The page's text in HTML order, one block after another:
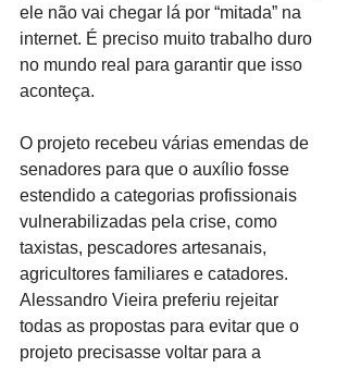
ele não vai chegar lá por “mitada” na
internet. É preciso muito trabalho duro
no mundo real para garantir que isso
aconteça.
O projeto recebeu várias emendas de
senadores para que o auxílio fosse
estendido a categorias profissionais
vulnerabilizadas pela crise, como
taxistas, pescadores artesanais,
agricultores familiares e catadores.
Alessandro Vieira preferiu rejeitar
todas as propostas para evitar que o
projeto precisasse voltar para a